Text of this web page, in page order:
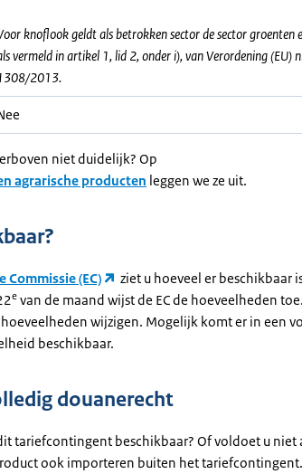
knoflook geldt als betrokken sector de sector groenten
vermeld in artikel 1, lid 2, onder i), van Verordening (EU)
2013.
niet duidelijk? Op
agrarische producten leggen we ze uit.
Commissie (EC)
ziet u hoeveel er beschikbaar
e van de maand wijst de EC de hoeveelheden
wijzigen. Mogelijk komt er in een
beschikbaar.
douanerecht
tariefcontingent beschikbaar? Of voldoet u niet
ook importeren buiten het